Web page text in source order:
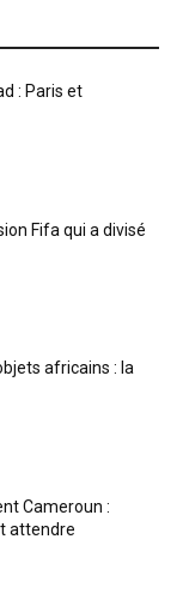
: Paris et
Fifa qui a divisé
africains : la
Cameroun :
attendre